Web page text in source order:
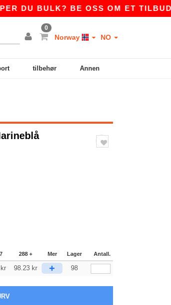
BULK? BE OSS OM ET TILBUD PÅ
0
Norway NO
tilbehør Annen
288 + Mer Lager Antall.
kr 98.23 kr + 98